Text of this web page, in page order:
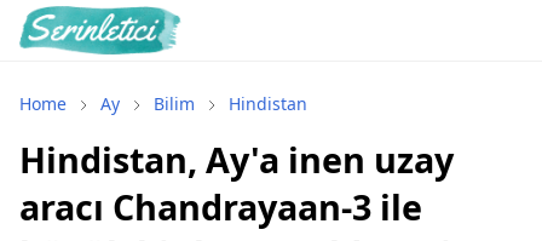
Home Ay Bilim Hindistan
Hindistan, Ay'a inen uzay
aracı Chandrayaan-3 ile